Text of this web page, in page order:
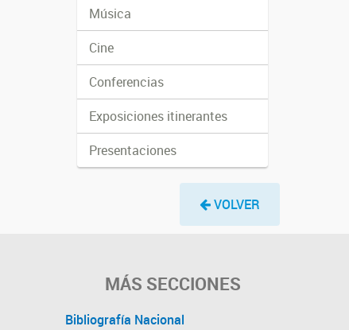
Música
Cine
Conferencias
Exposiciones itinerantes
Presentaciones
VOLVER
MÁS SECCIONES
Bibliografía Nacional